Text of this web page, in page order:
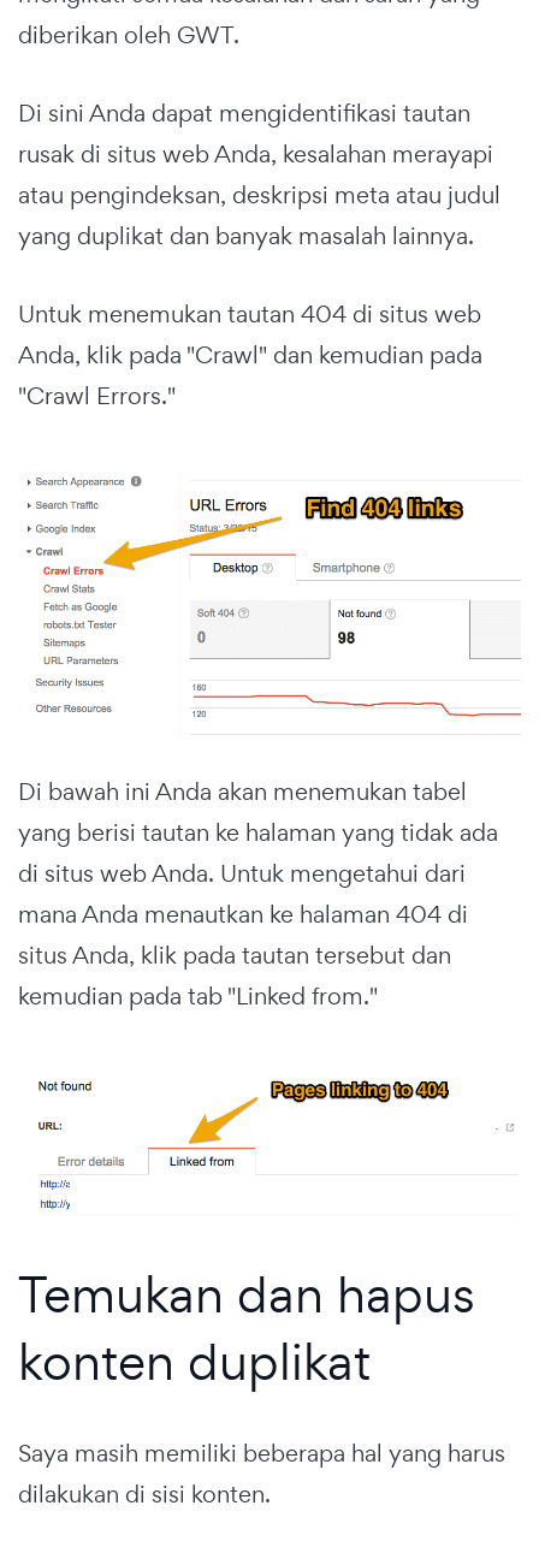
diberikan oleh GWT.
Di sini Anda dapat mengidentifikasi tautan
rusak di situs web Anda, kesalahan merayapi
atau pengindeksan, deskripsi meta atau judul
yang duplikat dan banyak masalah lainnya.
Untuk menemukan tautan 404 di situs web
Anda, klik pada "Crawl" dan kemudian pada
"Crawl Errors."
Di bawah ini Anda akan menemukan tabel
yang berisi tautan ke halaman yang tidak ada
di situs web Anda. Untuk mengetahui dari
mana Anda menautkan ke halaman 404 di
situs Anda, klik pada tautan tersebut dan
kemudian pada tab "Linked from."
Temukan dan hapus
konten duplikat
Saya masih memiliki beberapa hal yang harus
dilakukan di sisi konten.